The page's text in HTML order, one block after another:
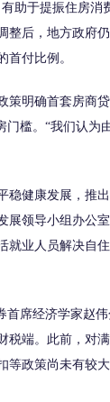
于提振住房消
整后，地方政府
首付比例。
明确首套房商贷
槛。“我们认
健康发展，推出
领导小组办公
业人员解决自
经济学家赵伟
税端。此前，对
政策尚未有较